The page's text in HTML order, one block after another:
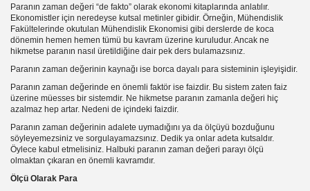
Paranın zaman değeri “de fakto” olarak ekonomi kitaplarında anlatılır.
Ekonomistler için neredeyse kutsal metinler gibidir. Örneğin, Mühendislik
Fakültelerinde okutulan Mühendislik Ekonomisi gibi derslerde de koca
dönemin hemen hemen tümü bu kavram üzerine kuruludur. Ancak ne
hikmetse paranın nasıl üretildiğine dair pek ders bulamazsınız.
Paranın zaman değerinin kaynağı ise borca dayalı para sisteminin işleyişidir.
Paranın zaman değerinde en önemli faktör ise faizdir. Bu sistem zaten faiz
üzerine müesses bir sistemdir. Ne hikmetse paranın zamanla değeri hiç
azalmaz hep artar. Nedeni de içindeki faizdir.
Paranın zaman değerinin adalete uymadığını ya da ölçüyü bozduğunu
söyleyemezsiniz ve sorgulayamazsınız. Dedik ya onlar adeta kutsaldır.
Öylece kabul etmelisiniz. Halbuki paranın zaman değeri parayı ölçü
olmaktan çıkaran en önemli kavramdır.
Ölçü Olarak Para
???